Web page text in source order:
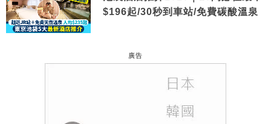
$196起/30秒到車站/免費碳酸溫泉
廣告